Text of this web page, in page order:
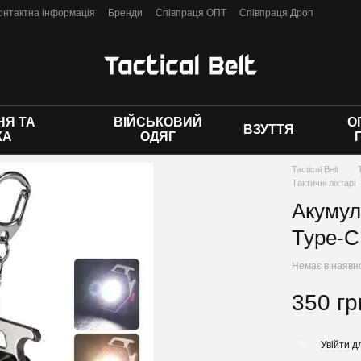
інформація Бренди Співпраця ОПТ
Співпраця Дроп
ТА
ВІЙСЬКОВИЙ
ОДЯГ
ВЗУТТЯ
Tactical Belt
Тактичні ліхтарі
Type-
Немає в
350
Увійти